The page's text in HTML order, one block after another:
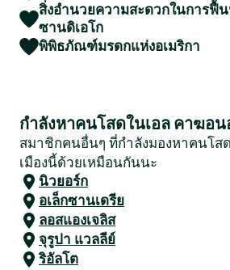
สิ่งอำนวยความสะดวกในการ
ซานดิเอโก
พิพิธภัณฑ์มรดกแห่งอเมริกา
กำลังหาคนโสดในเอล คาฆอ
สมาชิกคนอื่นๆ ที่กำลังมองหาคนโส
เมืองนี้ด้วยเหมือนกันนะ
นิวยอร์ก
อเล็กซานเดรีย
ลอสแองเจลิส
จุรูปา แวลลีย์
ริอัลโต